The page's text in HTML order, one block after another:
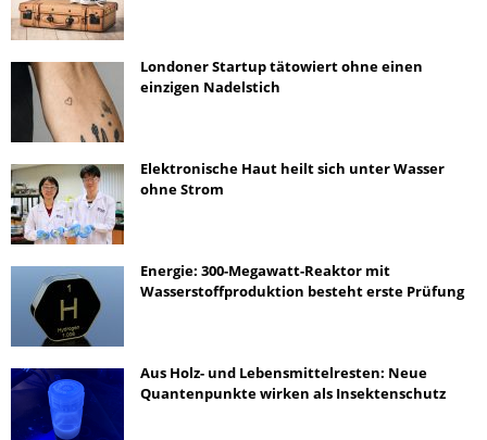
Londoner Startup tätowiert ohne einen
einzigen Nadelstich
Elektronische Haut heilt sich unter Wasser
ohne Strom
Energie: 300-Megawatt-Reaktor mit
Wasserstoffproduktion besteht erste Prüfung
Aus Holz- und Lebensmittelresten: Neue
Quantenpunkte wirken als Insektenschutz